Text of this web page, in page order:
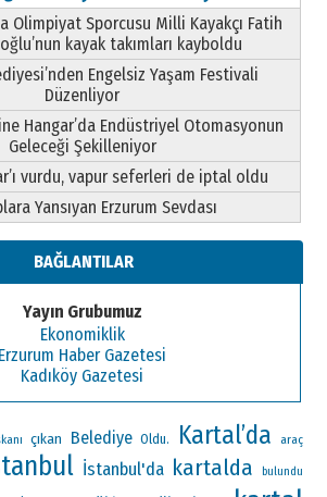
Olimpiyat Sporcusu Milli Kayakçı Fatih
kayak takımları kayboldu
Engelsiz Yaşam Festivali
Düzenliyor
Hangar’da Endüstriyel Otomasyonun
Geleceği Şekilleniyor
vurdu, vapur seferleri de iptal oldu
Yansıyan Erzurum Sevdası
BAĞLANTILAR
Yayın Grubumuz
Ekonomiklik
Erzurum Haber Gazetesi
Kadıköy Gazetesi
çıkan Belediye Oldu. Kartal’da araç
İstanbul'da kartalda bulundu